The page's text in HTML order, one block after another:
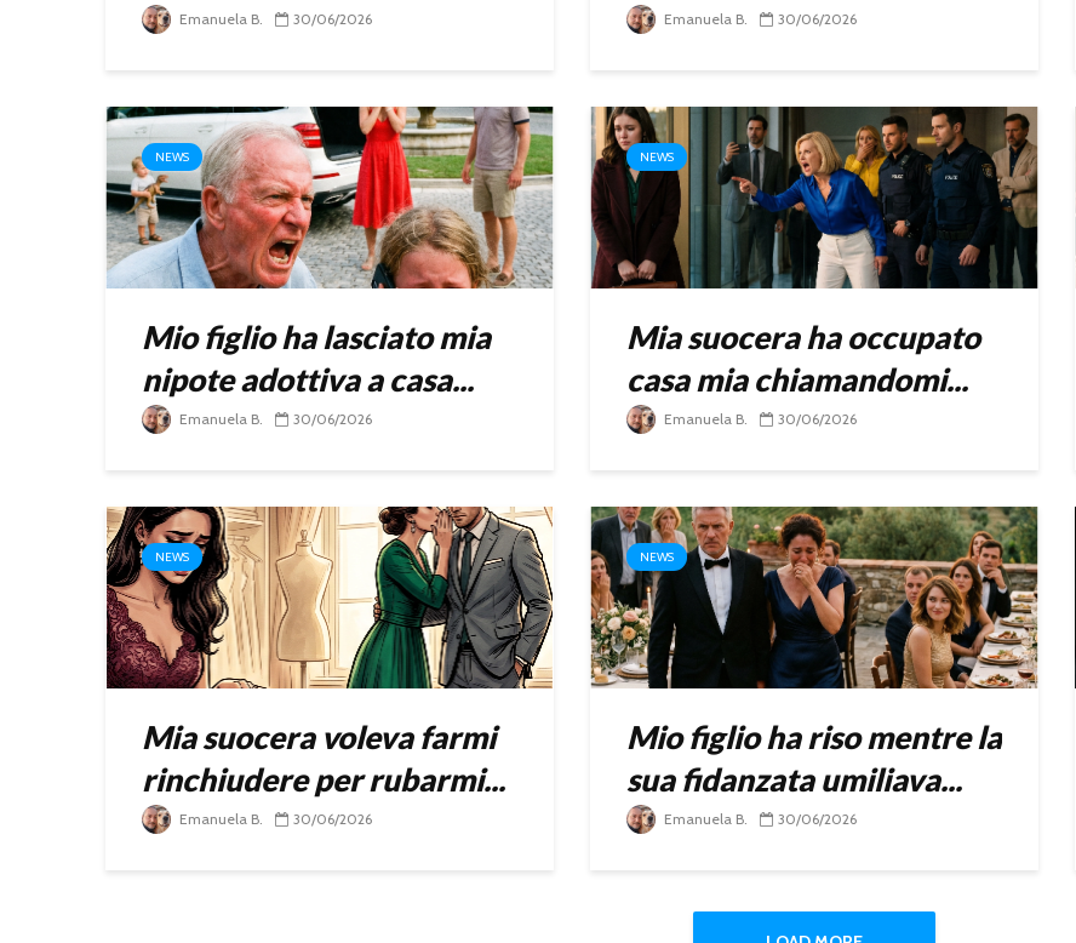
Emanuela B. 30/06/2026 Emanuela B. 30/06/2026
NEWS
Mio figlio ha lasciato mia
nipote adottiva a casa...
Emanuela B. 30/06/2026
NEWS
Mia suocera ha occupato
casa mia chiamandomi...
Emanuela B. 30/06/2026
NEWS
Mia suocera voleva farmi
rinchiudere per rubarmi...
Emanuela B. 30/06/2026
NEWS
Mio figlio ha riso mentre la
sua fidanzata umiliava...
Emanuela B. 30/06/2026